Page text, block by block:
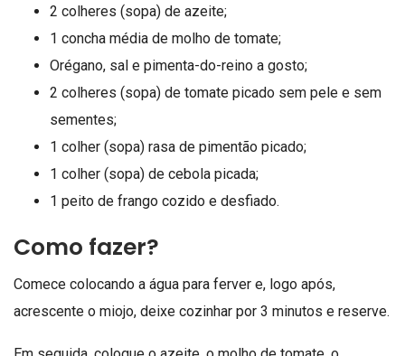
2 colheres (sopa) de azeite;
1 concha média de molho de tomate;
Orégano, sal e pimenta-do-reino a gosto;
2 colheres (sopa) de tomate picado sem pele e sem
sementes;
1 colher (sopa) rasa de pimentão picado;
1 colher (sopa) de cebola picada;
1 peito de frango cozido e desfiado.
Como fazer?
Comece colocando a água para ferver e, logo após,
acrescente o miojo, deixe cozinhar por 3 minutos e reserve.